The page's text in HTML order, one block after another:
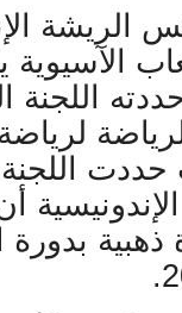
الريشة
اللجنة
ذهبية بدورة